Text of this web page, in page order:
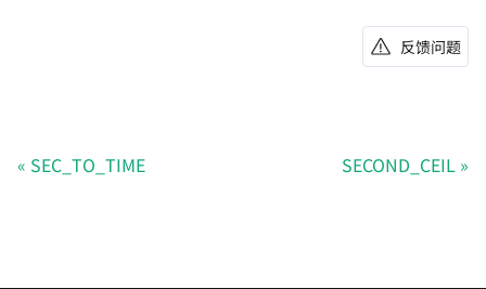
反馈问题
SEC_TO_TIME SECOND_CEIL